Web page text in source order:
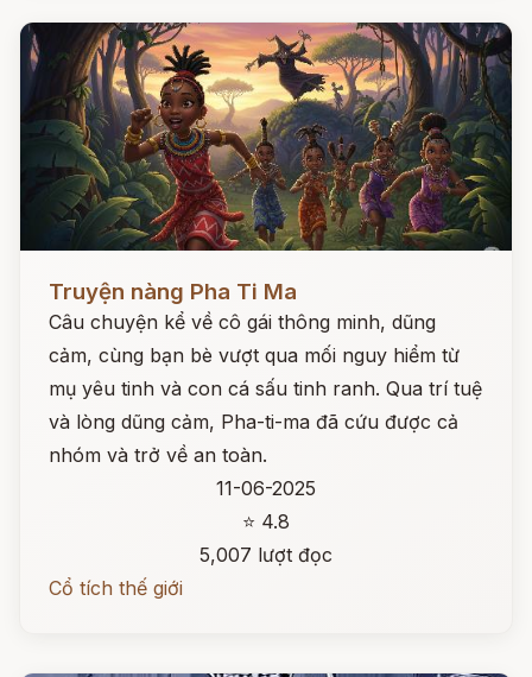
Truyện nàng Pha Ti Ma
Câu chuyện kể về cô gái thông minh, dũng
cảm, cùng bạn bè vượt qua mối nguy hiểm từ
mụ yêu tinh và con cá sấu tinh ranh. Qua trí tuệ
và lòng dũng cảm, Pha-ti-ma đã cứu được cả
nhóm và trở về an toàn.
11-06-2025
⭐ 4.8
5,007 lượt đọc
Cổ tích thế giới